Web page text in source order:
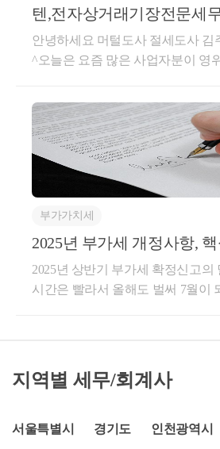
상 매출은 구매가격과 판매가격 사
기 때문에총매출액과 구매대행으
액이 공급대가가 되어 해당 매출액
가 문제되는데, 간주임대료의 수
경쓰실 필요가 있습니다.추계신고
입금액에 포함을,장부작성하여 신
입금액에 포함할 필요는 없습니
에 확인할 문제이긴 하지만 추계
계산이 부가가치세법상 간주임대
떄문에 위와같이 처리하시면 됩니
매입관련해서는 사실 요즘엔 다 불
에국세청 자료로 불러와지지 않
반드시 챙기셔야하고,​그외에 개인
사업과 관련이 있는 내용이라면 공
텐,전자상거래기장전문세
핑몰,전자상거래 세무1편
안녕하세요 머털도사 절세도사 김
^오늘은 요즘 많은 사업자분이 영
다.1단계: 온라인 쇼핑몰 사업자등
준비물은?1. 사업 형태별 업종코드
태종목업종코드사입소매업전자상
소매업전자상거래업525101국내
제조 분류에 따라xxxxx해외OEM
525101구매대행소매업해외직구대
켓소매업SNS마켓5251042.사업자
개인사업자의 경우①본인신분증②
부등본???? 법인사업자의 경우①
무서에 있음)②임대차계약서, 자
업체는 전자상거래로 판매하기 위
록후 통신판매업신고만 해주시면
부가가치세
2025년 부가세 개정사항,
2025년 상반기 부가세 확정신고의
시간은 빨라서 올해도 벌써 7월이
부가세 신고 도움자료를 기준으로
정리하였습니다.1. 동물 질병 치료
면세 항목 중에 동물의 혈액도 포함
지역별 세무/회계사
서울특별시 경기도 인천광역시